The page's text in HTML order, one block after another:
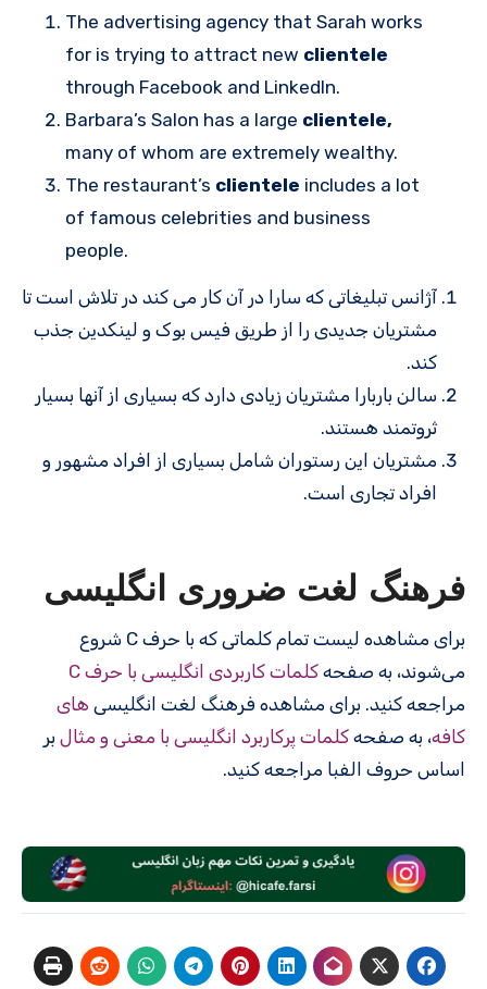
The advertising agency that Sarah works
for is trying to attract new clientele
through Facebook and LinkedIn.
Barbara’s Salon has a large clientele,
many of whom are extremely wealthy.
The restaurant’s clientele includes a lot
of famous celebrities and business
people.
آژانس تبلیغاتی که سارا در آن کار می کند در تلاش است تا
مشتریان جدیدی را از طریق فیس بوک و لینکدین جذب
کند.
سالن باربارا مشتریان زیادی دارد که بسیاری از آنها بسیار
ثروتمند هستند.
مشتریان این رستوران شامل بسیاری از افراد مشهور و
افراد تجاری است.
فرهنگ لغت ضروری انگلیسی
برای مشاهده لیست تمام کلماتی که با حرف C شروع
می‌شوند، به صفحه کلمات کاربردی انگلیسی با حرف C
مراجعه کنید. برای مشاهده فرهنگ لغت انگلیسی های
کافه، به صفحه کلمات پرکاربرد انگلیسی با معنی و مثال بر
اساس حروف الفبا مراجعه کنید.